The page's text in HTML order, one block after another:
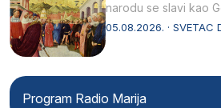
narodu se slavi kao
naziv, Sancta Maria…
05.08.2026. · SVETAC
Program Radio Marija